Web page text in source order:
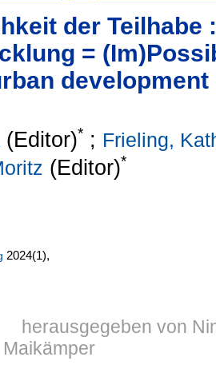
der Teilhabe
=
development
(Editor)* ; Frieling,
(Editor)*
2024(1),
herausgegeben von